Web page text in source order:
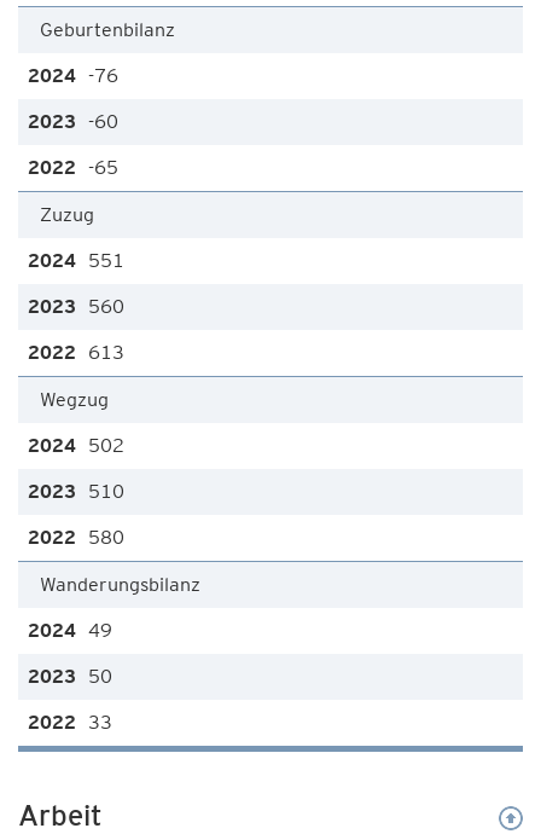
Geburtenbilanz
-76
-60
-65
Zuzug
551
560
613
Wegzug
502
510
580
Wanderungsbilanz
49
50
33
Arbeit